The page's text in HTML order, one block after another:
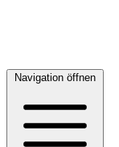
Navigation öffnen